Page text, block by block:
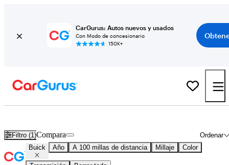
CarGurus: Autos nuevos y usados
Con Modo de concesionario
150K+
Filtro (1) Ordenar
Compara
Buick Año A 100 millas de distancia Millaje Color